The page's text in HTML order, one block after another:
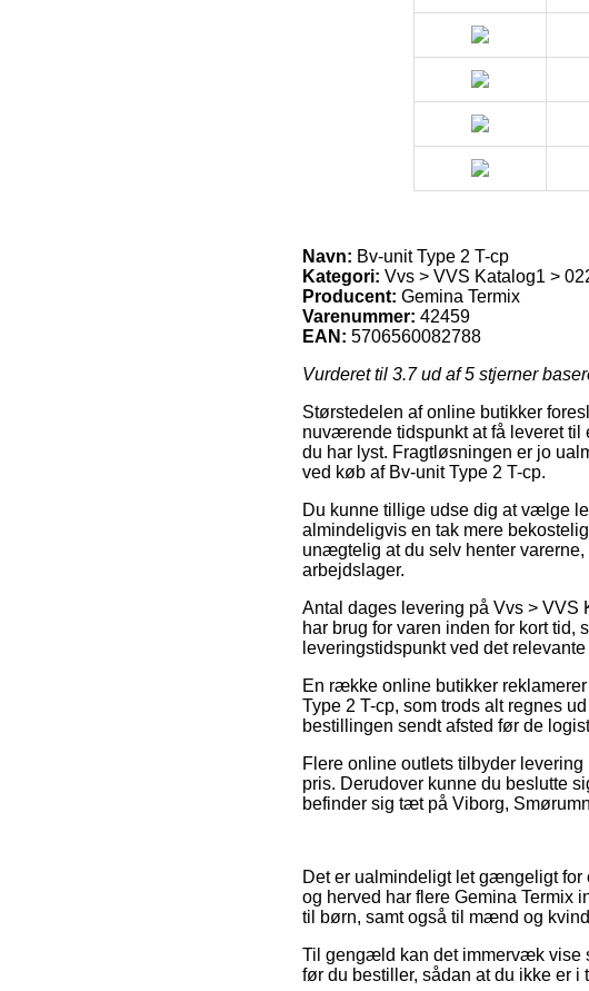
Navn: Bv-unit Type 2 T-cp
Kategori: Vvs > VVS Katalog1 >
Producent: Gemina Termix
Varenummer: 42459
EAN: 5706560082788
Vurderet til 3.7ud af 5 stjerner
Størstedelen af online butikker
nuværende tidspunkt at få leveret til
du har lyst. Fragtløsningen er jo
ved køb af Bv-unit Type 2 T-cp.
Du kunne tillige udse dig at vælge
almindeligvis en tak mere
unægtelig at du selv henter
arbejdslager.
Antal dages levering på Vvs > VVS
har brug for varen inden for kort
leveringstidspunkt ved det relevante
En række online butikker
Type 2 T-cp, som trods alt regnes
bestillingen sendt afsted før de
Flere online outlets tilbyder
pris. Derudover kunne du beslutte
befinder sig tæt på Viborg,
Det er ualmindeligt let gængeligt
og herved har flere Gemina Termix
til børn, samt også til mænd og
Til gengæld kan det immervæk vise
før du bestiller, sådan at du ikke er i